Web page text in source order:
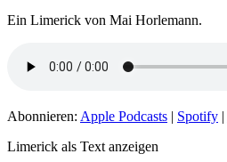
Ein Limerick von Mai Horlemann.
Abonnieren: Apple Podcasts | Spotify |
Limerick als Text anzeigen